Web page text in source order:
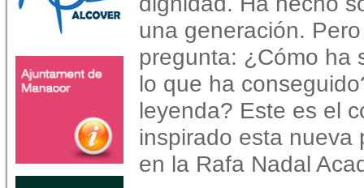
una generación.
pregunta: ¿Cómo ha
lo que ha
leyenda? Este es el
inspirado esta nueva
en la Rafa Nadal